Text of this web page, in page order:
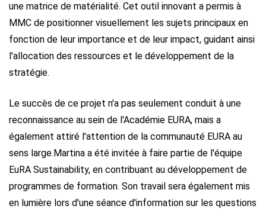
une matrice de matérialité. Cet outil innovant a permis à
MMC de positionner visuellement les sujets principaux en
fonction de leur importance et de leur impact, guidant ainsi
l'allocation des ressources et le développement de la
stratégie.
Le succès de ce projet n'a pas seulement conduit à une
reconnaissance au sein de l'Académie EURA, mais a
également attiré l'attention de la communauté EURA au
sens large.Martina a été invitée à faire partie de l'équipe
EuRA Sustainability, en contribuant au développement de
programmes de formation. Son travail sera également mis
en lumière lors d'une séance d'information sur les questions